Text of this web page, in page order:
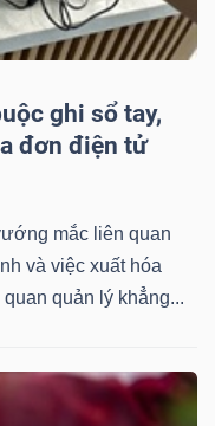
ghi sổ tay,
đơn điện tử
mắc liên quan
và việc xuất hóa
quản lý khẳng...